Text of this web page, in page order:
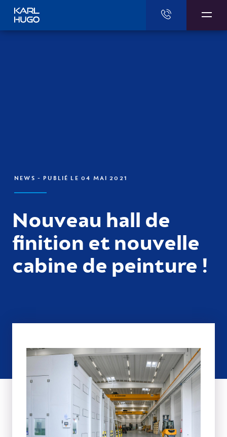
NEWS - PUBLIÉ LE 04 MAI 2021
Nouveau hall de
finition et nouvelle
cabine de peinture !
Karl Hugo